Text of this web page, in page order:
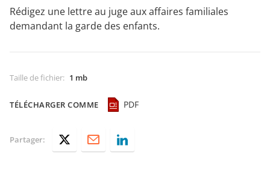
Rédigez une lettre au juge aux affaires familiales
demandant la garde des enfants.
Taille de fichier: 1 mb
TÉLÉCHARGER COMME PDF
Partager: